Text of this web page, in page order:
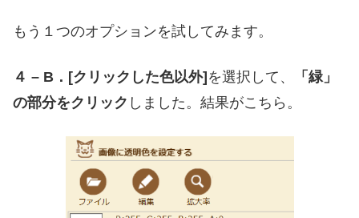
もう１つのオプションを試してみます。
４ – B．[クリックした色以外] を選択して、
「緑」
の部分をクリック しました。結果がこちら。